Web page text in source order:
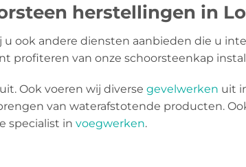
herstellingen in
ook andere diensten aanbieden die u
profiteren van onze schoorsteenkap
Ook voeren wij diverse gevelwerken uit
van waterafstotende producten.
specialist in voegwerken.